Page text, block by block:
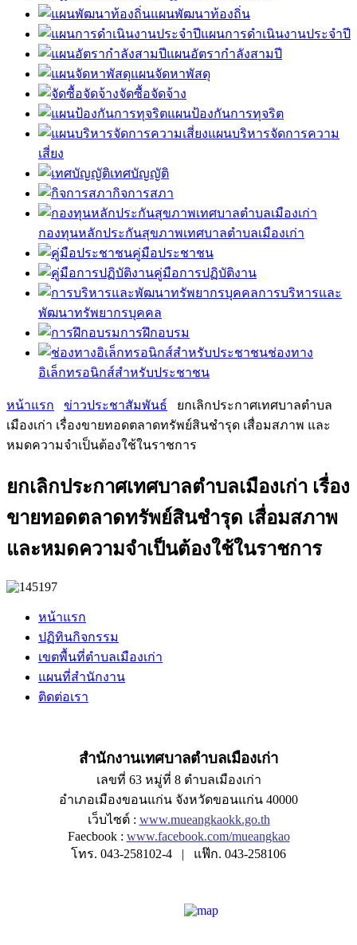
แผนพัฒนาท้องถิ่น
แผนการดำเนินงานประจำปี
แผนอัตรากำลังสามปี
แผนจัดหาพัสดุ
จัดซื้อจัดจ้าง
แผนป้องกันการทุจริต
แผนบริหารจัดการความ
เสี่ยง
เทศบัญญัติ
กิจการสภา
กองทุนหลักประกันสุขภาพเทศบาลตำบลเมืองเก่า
คู่มือประชาชน
คู่มือการปฏิบัติงาน
การบริหารและ
พัฒนาทรัพยากรบุคคล
การฝึกอบรม
ช่องทาง
อิเล็กทรอนิกส์สำหรับประชาชน
หน้าแรก ข่าวประชาสัมพันธ์
ยกเลิกประกาศเทศบาลตำบล
เมืองเก่า เรื่องขายทอดตลาดทรัพย์สินชำรุด เสื่อมสภาพ และ
หมดความจำเป็นต้องใช้ในราชการ
ยกเลิกประกาศเทศบาลตำบลเมืองเก่า เรื่อง
ขายทอดตลาดทรัพย์สินชำรุด เสื่อมสภาพ
และหมดความจำเป็นต้องใช้ในราชการ
หน้าแรก
ปฏิทินกิจกรรม
เขตพื้นที่ตำบลเมืองเก่า
แผนที่สำนักงาน
ติดต่อเรา
สำนักงานเทศบาลตำบลเมืองเก่า
เลขที่ 63 หมู่ที่ 8 ตำบลเมืองเก่า
อำเภอเมืองขอนแก่น จังหวัดขอนแก่น 40000
เว็บไซต์ : www.mueangkaokk.go.th
Faecbook : www.facebook.com/mueangkao
โทร. 043-258102-4 | แฟ๊ก. 043-258106